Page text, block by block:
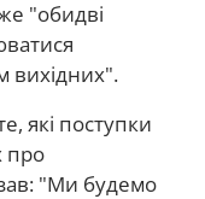
"обидві
вихідних".
які поступки
про
"Ми будемо